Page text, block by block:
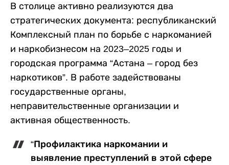
В столице активно реализуются два
стратегических документа: республиканский
Комплексный план по борьбе с наркоманией
и наркобизнесом на 2023–2025 годы и
городская программа “Астана – город без
наркотиков”. В работе задействованы
государственные органы,
неправительственные организации и
активная общественность.
“Профилактика наркомании и
выявление преступлений в этой сфере